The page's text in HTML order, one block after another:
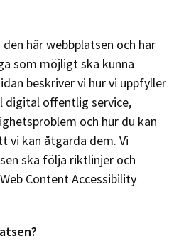
här webbplatsen och har
som möjligt ska kunna
beskriver vi hur vi uppfyller
digital offentlig service,
och hur du kan
vi kan åtgärda dem. Vi
ska följa riktlinjer och
Content Accessibility